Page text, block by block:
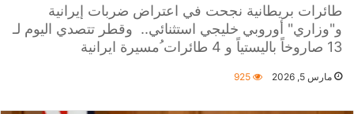
طائرات بريطانية نجحت في اعتراض ضربات إيرانية
و"وزاري" أوروبي خليجي استثنائي.. وقطر تتصدي اليوم لـ
13 صاروخاً باليستياً و 4 طائرات ُمسيرة ايرانية
مارس 5, 2026 925